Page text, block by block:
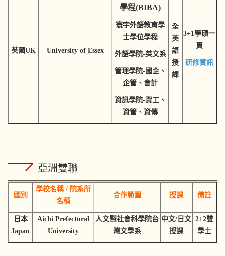
英國UK University of Essex
學程(BIBA)
寰宇外語教育學
士學位學程
外語學院-英文系
管理學院-國企、
企管、會計
資訊學院-資工、
資管、資傳
全
英
語
授
課
3+1學碩一
貫
研修資訊
亞洲雙聯
國別
學校名稱 / 院系所
名稱
合作範圍 授課 備註
日本
Japan
Aichi Prefectural
University
人文暨社會科學院台
灣文學系
中文/日文
授課
2+2雙
學士